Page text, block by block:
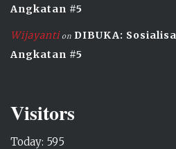
Angkatan #5
Wijayanti on DIBUKA:
Angkatan #5
Visitors
Today: 595